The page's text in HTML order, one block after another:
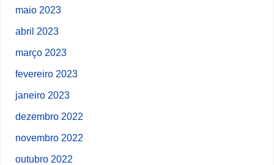
maio 2023
abril 2023
março 2023
fevereiro 2023
janeiro 2023
dezembro 2022
novembro 2022
outubro 2022